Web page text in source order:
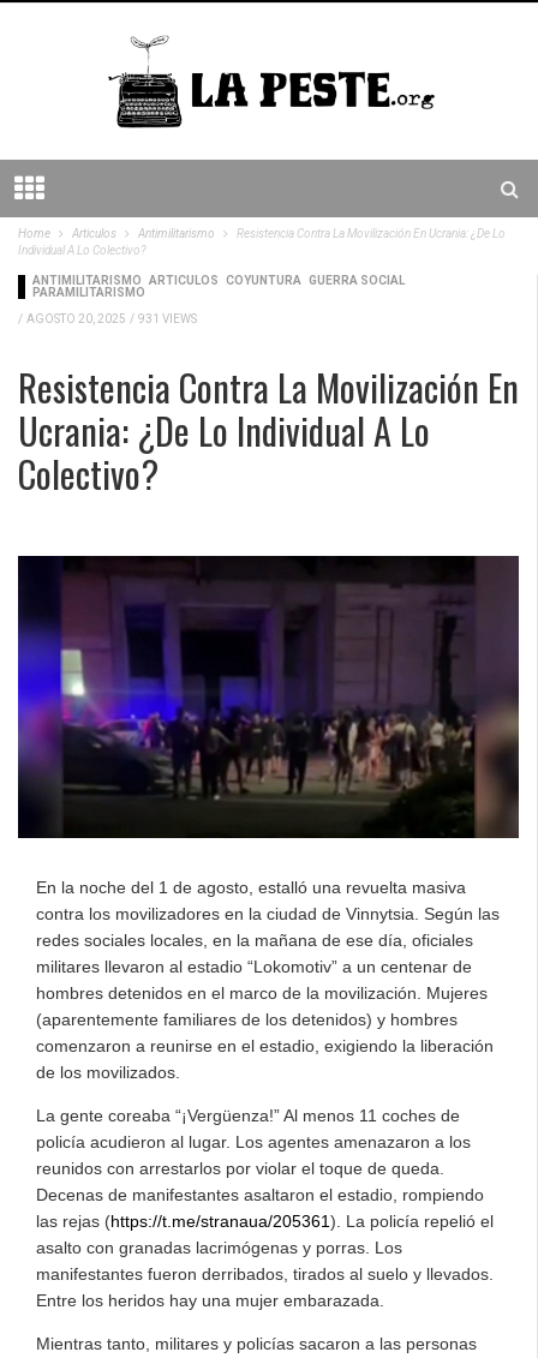
Home Articulos Antimilitarismo
Resistencia Contra La Movilización En Ucrania: ¿de Lo
Individual A Lo Colectivo?
ANTIMILITARISMO ARTICULOS COYUNTURA
GUERRA SOCIAL
PARAMILITARISMO
/ AGOSTO 20, 2025 / 931 VIEWS
Resistencia Contra La Movilización En
Ucrania: ¿de Lo Individual A Lo
Colectivo?
En la noche del 1 de agosto, estalló una revuelta masiva
contra los movilizadores en la ciudad de Vinnytsia. Según las
redes sociales locales, en la mañana de ese día, oficiales
militares llevaron al estadio “Lokomotiv” a un centenar de
hombres detenidos en el marco de la movilización. Mujeres
(aparentemente familiares de los detenidos) y hombres
comenzaron a reunirse en el estadio, exigiendo la liberación
de los movilizados.
La gente coreaba “¡Vergüenza!” Al menos 11 coches de
policía acudieron al lugar. Los agentes amenazaron a los
reunidos con arrestarlos por violar el toque de queda.
Decenas de manifestantes asaltaron el estadio, rompiendo
las rejas (https://t.me/stranaua/205361). La policía repelió el
asalto con granadas lacrimógenas y porras. Los
manifestantes fueron derribados, tirados al suelo y llevados.
Entre los heridos hay una mujer embarazada.
Mientras tanto, militares y policías sacaron a las personas